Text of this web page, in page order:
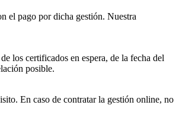
el pago por dicha gestión. Nuestra
los certificados en espera, de la fecha del
posible.
En caso de contratar la gestión online, no